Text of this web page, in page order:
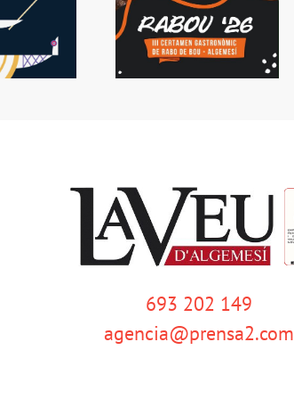
tornarà a
Algemesí
Presentada la Setmana
de Bous
693 202 149
agencia@prensa2.com